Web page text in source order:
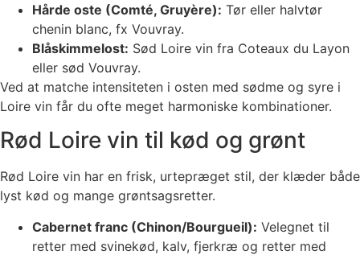
Hårde oste (Comté, Gruyère): Tør eller halvtør
chenin blanc, fx Vouvray.
Blåskimmelost: Sød Loire vin fra Coteaux du Layon
eller sød Vouvray.
Ved at matche intensiteten i osten med sødme og syre i
Loire vin får du ofte meget harmoniske kombinationer.
Rød Loire vin til kød og grønt
Rød Loire vin har en frisk, urtepræget stil, der klæder både
lyst kød og mange grøntsagsretter.
Cabernet franc (Chinon/Bourgueil): Velegnet til
retter med svinekød, kalv, fjerkræ og retter med